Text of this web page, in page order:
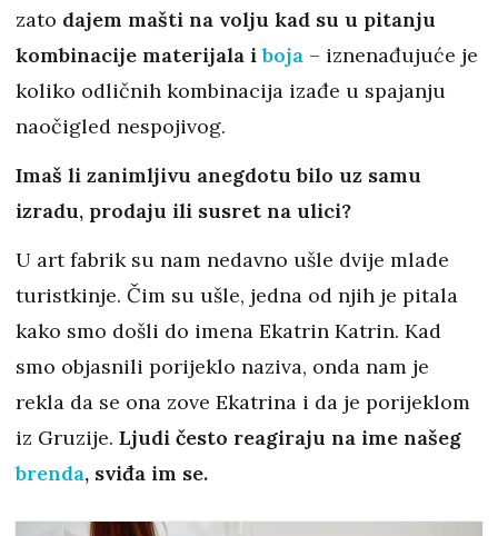
zato dajem mašti na volju kad su u pitanju
kombinacije materijala iboja – iznenađujuće je
koliko odličnih kombinacija izađe u spajanju
naočigled nespojivog.
Imaš li zanimljivu anegdotu bilo uz samu
izradu, prodaju ili susret na ulici?
U art fabrik su nam nedavno ušle dvije mlade
turistkinje. Čim su ušle, jedna od njih je pitala
kako smo došli do imena Ekatrin Katrin. Kad
smo objasnili porijeklo naziva, onda nam je
rekla da se ona zove Ekatrina i da je porijeklom
iz Gruzije. Ljudi često reagiraju na ime našeg
brenda, sviđa im se.